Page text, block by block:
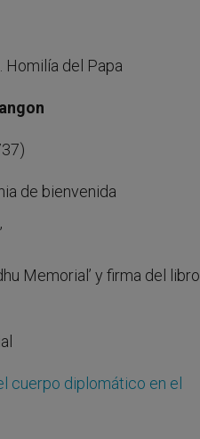
. Homilía del Papa
de bienvenida
Memorial’ y firma del libro
cuerpo diplomático en el